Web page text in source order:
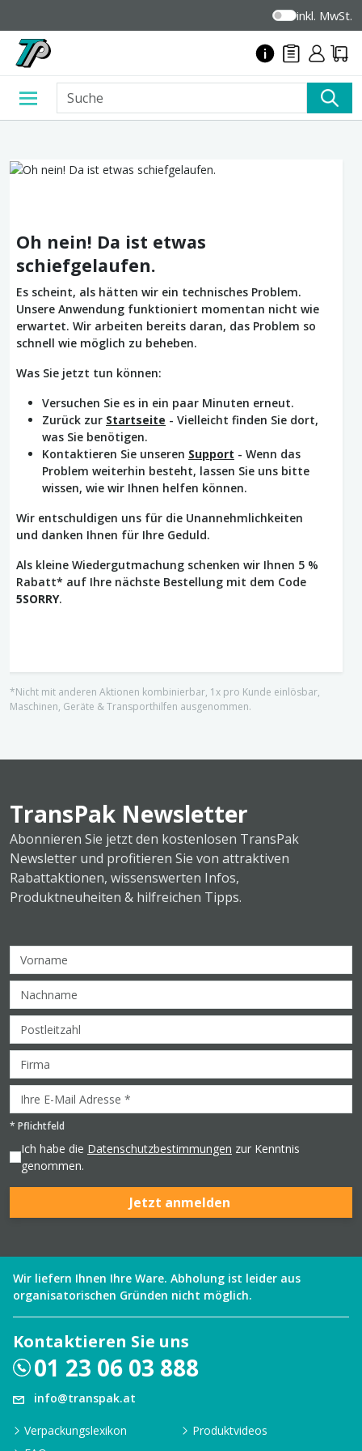
inkl. MwSt.
Oh nein! Da ist etwas
schiefgelaufen.
Es scheint, als hätten wir ein technisches Problem.
Unsere Anwendung funktioniert momentan nicht wie
erwartet. Wir arbeiten bereits daran, das Problem so
schnell wie möglich zu beheben.
Was Sie jetzt tun können:
Versuchen Sie es in ein paar Minuten erneut.
Zurück zur Startseite - Vielleicht finden Sie dort,
was Sie benötigen.
Kontaktieren Sie unseren Support - Wenn das
Problem weiterhin besteht, lassen Sie uns bitte
wissen, wie wir Ihnen helfen können.
Wir entschuldigen uns für die Unannehmlichkeiten
und danken Ihnen für Ihre Geduld.
Als kleine Wiedergutmachung schenken wir Ihnen 5 %
Rabatt* auf Ihre nächste Bestellung mit dem Code
5SORRY.
*Nicht mit anderen Aktionen kombinierbar, 1x pro Kunde einlösbar,
Maschinen, Geräte & Transporthilfen ausgenommen.
TransPak Newsletter
Abonnieren Sie jetzt den kostenlosen TransPak
Newsletter und profitieren Sie von attraktiven
Rabattaktionen, wissenswerten Infos,
Produktneuheiten & hilfreichen Tipps.
* Pflichtfeld
Ich habe die Datenschutzbestimmungen zur Kenntnis
genommen.
Jetzt anmelden
Wir liefern Ihnen Ihre Ware. Abholung ist leider aus
organisatorischen Gründen nicht möglich.
Kontaktieren Sie uns
01 23 06 03 888
info@transpak.at
Verpackungslexikon
Produktvideos